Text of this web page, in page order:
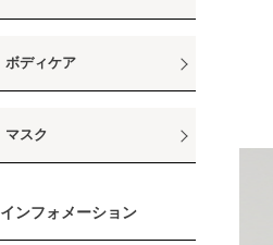
ボディケア
マスク
インフォメーション